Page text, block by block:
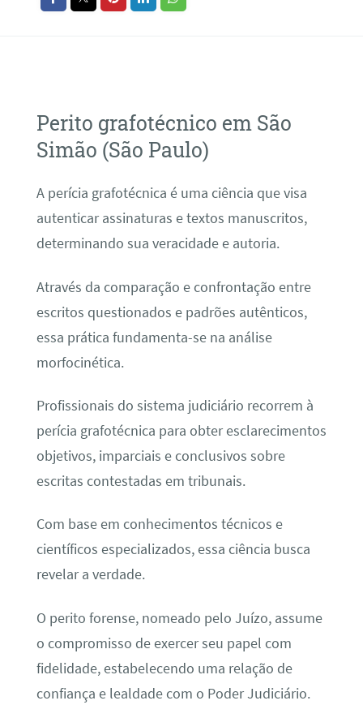
Perito grafotécnico em São
Simão (São Paulo)
A perícia grafotécnica é uma ciência que visa
autenticar assinaturas e textos manuscritos,
determinando sua veracidade e autoria.
Através da comparação e confrontação entre
escritos questionados e padrões autênticos,
essa prática fundamenta-se na análise
morfocinética.
Profissionais do sistema judiciário recorrem à
perícia grafotécnica para obter esclarecimentos
objetivos, imparciais e conclusivos sobre
escritas contestadas em tribunais.
Com base em conhecimentos técnicos e
científicos especializados, essa ciência busca
revelar a verdade.
O perito forense, nomeado pelo Juízo, assume
o compromisso de exercer seu papel com
fidelidade, estabelecendo uma relação de
confiança e lealdade com o Poder Judiciário.